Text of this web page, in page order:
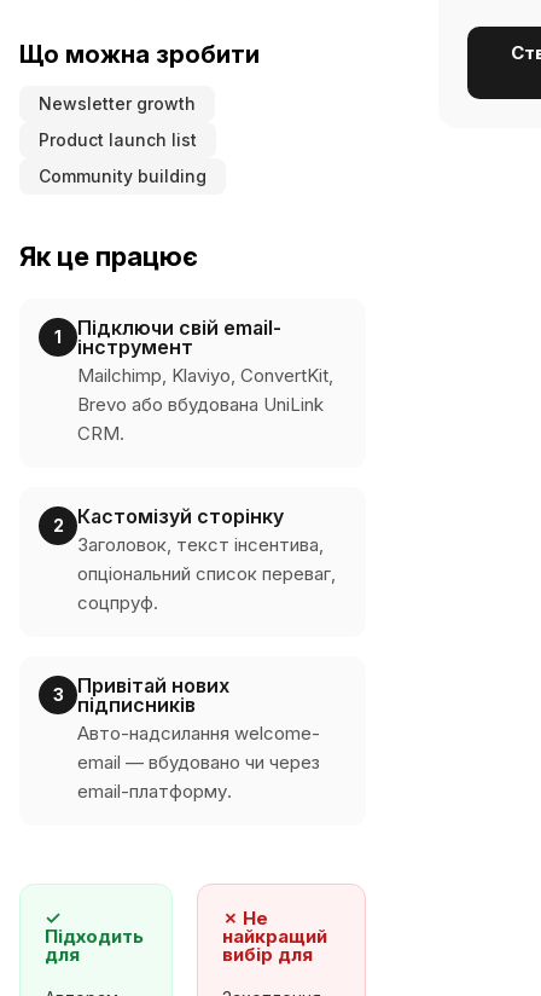
Що можна зробити
Newsletter growth
Product launch list
Community building
Як це працює
1
Підключи свій email-
інструмент
Mailchimp, Klaviyo, ConvertKit,
Brevo або вбудована UniLink
CRM.
2 Кастомізуй сторінку
Заголовок, текст інсентива,
опціональний список переваг,
соцпруф.
3
Привітай нових
підписників
Авто-надсилання welcome-
email — вбудовано чи через
email-платформу.
✓
Підходить
для
✗ Не
найкращий
вибір для